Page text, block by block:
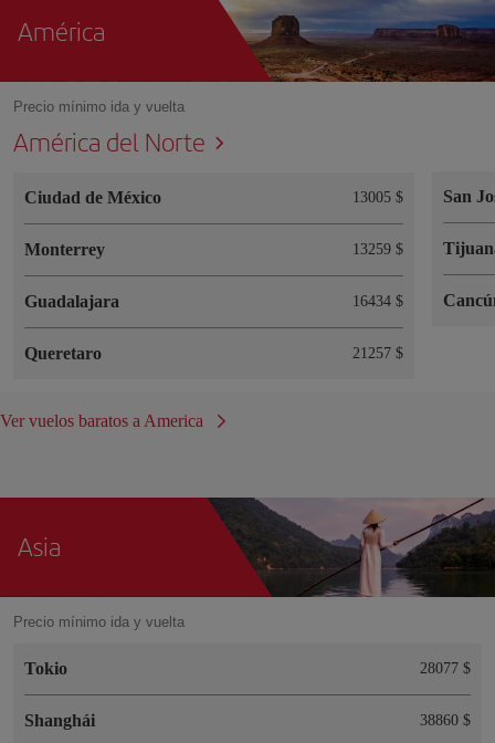
América
Precio mínimo ida y vuelta
América del Norte
Ciudad de México 13005 $
Monterrey 13259 $
Guadalajara 16434 $
Queretaro 21257 $
San
Ver vuelos baratos a America
Asia
Precio mínimo ida y vuelta
Tokio 28077 $
Shanghái 38860 $